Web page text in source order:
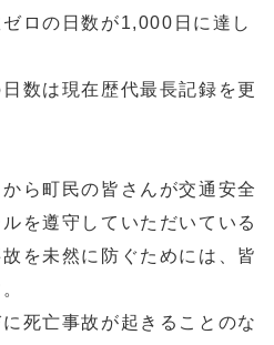
ロの日数が1,000日に達し
数は現在歴代最長記録を更
ら町民の皆さんが交通安全
を遵守していただいている
を未然に防ぐためには、皆
死亡事故が起きることのな